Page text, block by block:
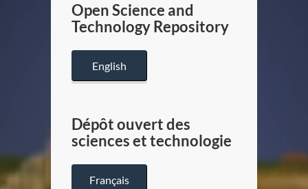
Canada
Open Science and
Technology Repository
English
Dépôt ouvert des
sciences et technologie
Français